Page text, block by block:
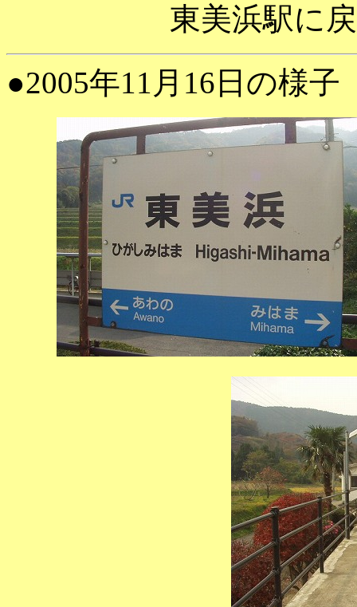
東美浜駅に
●2005年11月16日の様子